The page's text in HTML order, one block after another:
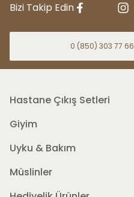
Bizi Takip Edin
0 (850) 303 77 66
Hastane Çıkış Setleri
Giyim
Uyku & Bakım
Müslinler